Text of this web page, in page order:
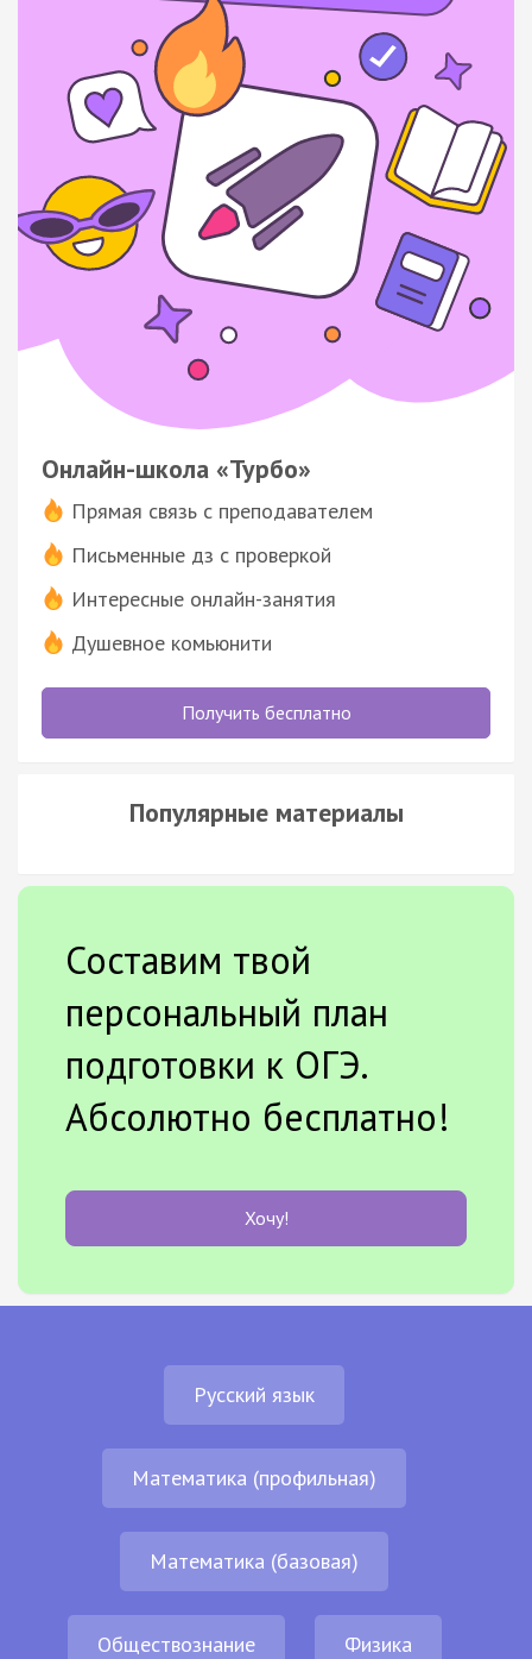
Онлайн-школа «Турбо»
Прямая связь с преподавателем
Письменные дз с проверкой
Интересные онлайн-занятия
Душевное комьюнити
Получить бесплатно
Популярные материалы
Составим твой
персональный план
подготовки к ОГЭ.
Абсолютно бесплатно!
Хочу!
Русский язык
Математика (профильная)
Математика (базовая)
Обществознание Физика